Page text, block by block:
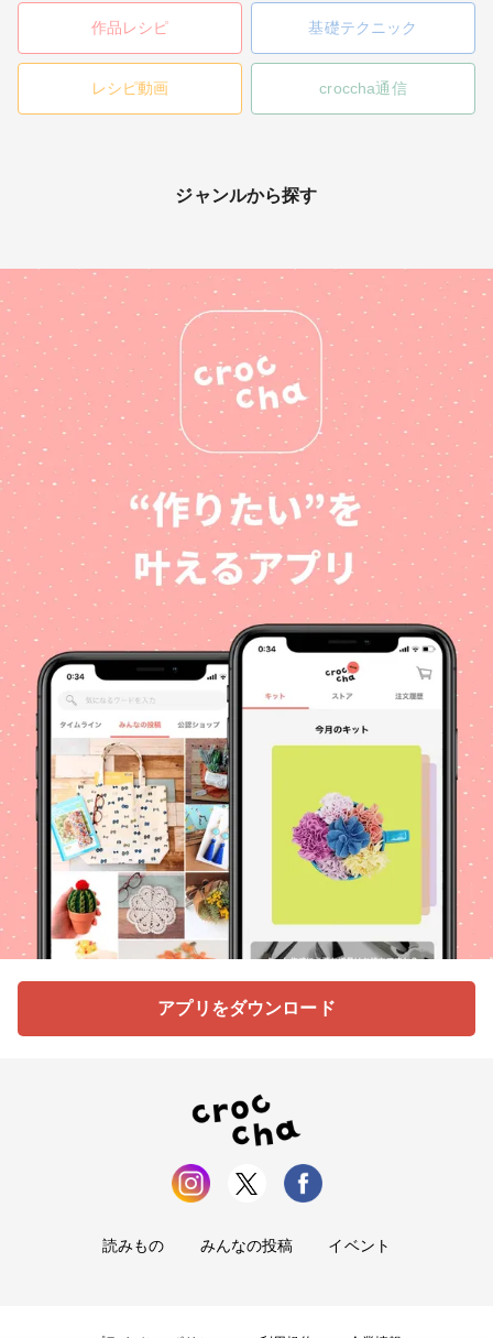
作品レシピ 基礎テクニック
レシピ動画 croccha通信
ジャンルから探す
アプリをダウンロード
読みもの みんなの投稿 イベント